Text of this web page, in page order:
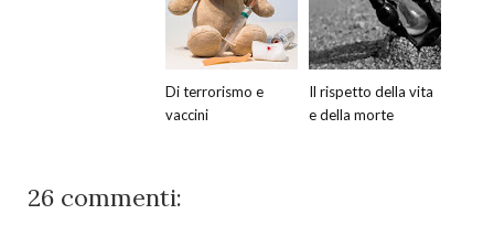
Di terrorismo e
vaccini
Il rispetto della vita
e della morte
26 commenti: